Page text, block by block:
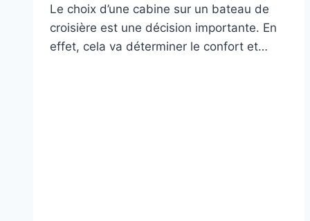
Le choix d’une cabine sur un bateau de
croisière est une décision importante. En
effet, cela va déterminer le confort et…